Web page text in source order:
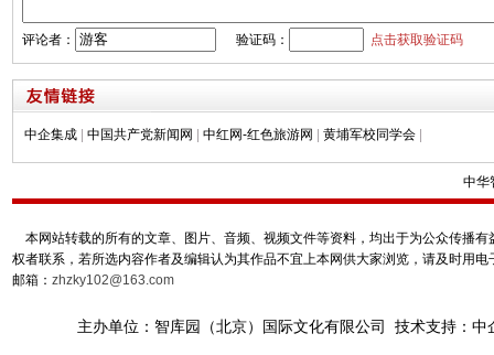
评论者： 验证码： 点击获取验证码
中企集成 中国共产党新闻网 中红网-红色旅游网 黄埔军校同学会
中华
本网站转载的所有的文章、图片、音频、视频文件等资料，均出于为公众传播
权者联系，若所选内容作者及编辑认为其作品不宜上本网供大家浏览，请及时用
邮箱： zhzky102@163.com
主办单位：智库园（北京）国际文化有限公司 技术支持：